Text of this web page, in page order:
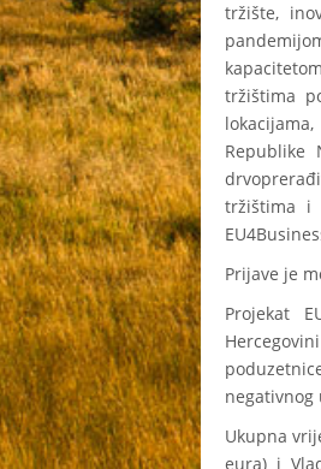
tržište,
tržištima
Republike
tržištima i
Prijave je
Projekat
negativnog
Ukupna
eura) i